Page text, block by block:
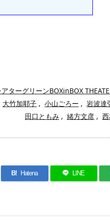
アターグリーンBOXinBOX
大竹加耶子 , 小山ごろー , 岩波達
田口ともみ , 緒方文彦 ,
B! Hatena LINE